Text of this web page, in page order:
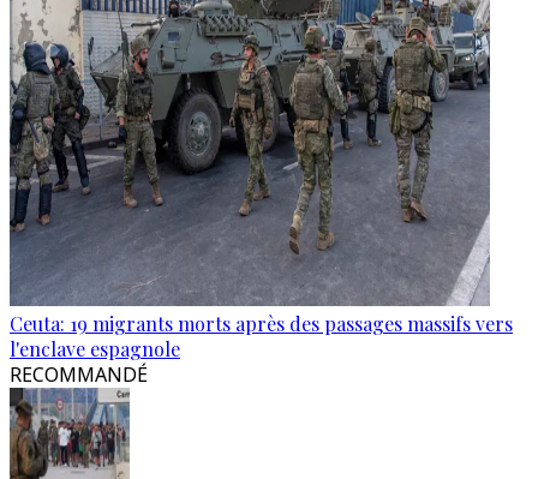
Ceuta: 19 migrants morts après des passages massifs vers
l'enclave espagnole
RECOMMANDÉ